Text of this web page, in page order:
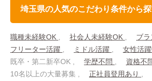
埼玉県の人気のこだわり条件から
職種未経験OK 社会人未経験OK
ブ
フリーター活躍
ミドル活躍
女性活躍
既卒・第二新卒OK
学歴不問 資格不
10名以上の大量募集
正社員登用あり